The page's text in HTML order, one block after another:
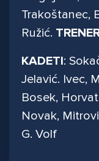
Trakoštanec,
Ružić.
KADETI:
Jelavić. Ivec,
Bosek,
Novak,
G. Volf